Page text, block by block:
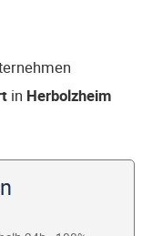
in Herbolzheim